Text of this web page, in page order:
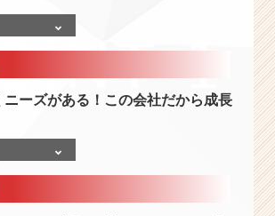
出
る
世
ニーズがある！この会社だから成長